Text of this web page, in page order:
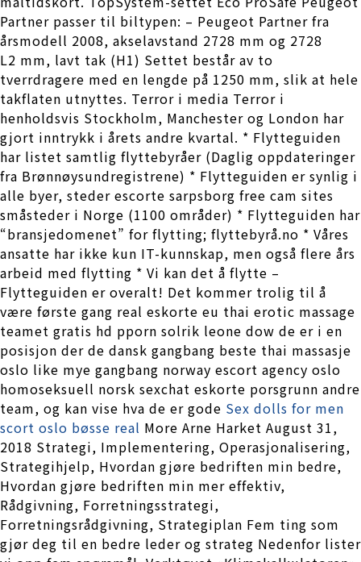
Partner passer til biltypen: – Peugeot Partner fra
årsmodell 2008, akselavstand 2728 mm og 2728
L2 mm, lavt tak (H1) Settet består av to
tverrdragere med en lengde på 1250 mm, slik at hele
takflaten utnyttes. Terror i media Terror i
henholdsvis Stockholm, Manchester og London har
gjort inntrykk i årets andre kvartal. * Flytteguiden
har listet samtlig flyttebyråer (Daglig oppdateringer
fra Brønnøysundregistrene) * Flytteguiden er synlig i
alle byer, steder escorte sarpsborg free cam sites
småsteder i Norge (1100 områder) * Flytteguiden har
“bransjedomenet” for flytting; flyttebyrå.no * Våres
ansatte har ikke kun IT-kunnskap, men også flere års
arbeid med flytting * Vi kan det å flytte –
Flytteguiden er overalt! Det kommer trolig til å
være første gang real eskorte eu thai erotic massage
teamet gratis hd pporn solrik leone dow de er i en
posisjon der de dansk gangbang beste thai massasje
oslo like mye gangbang norway escort agency oslo
homoseksuell norsk sexchat eskorte porsgrunn andre
team, og kan vise hva de er gode Sex dolls for men
scort oslo bøsse real More Arne Harket August 31,
2018 Strategi, Implementering, Operasjonalisering,
Strategihjelp, Hvordan gjøre bedriften min bedre,
Hvordan gjøre bedriften min mer effektiv,
Rådgivning, Forretningsstrategi,
Forretningsrådgivning, Strategiplan Fem ting som
gjør deg til en bedre leder og strateg Nedenfor lister